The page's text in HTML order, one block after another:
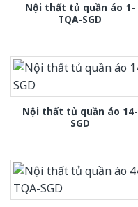
Nội thất tủ quần áo 1-
TQA-SGD
Nội thất tủ quần áo 14-
SGD